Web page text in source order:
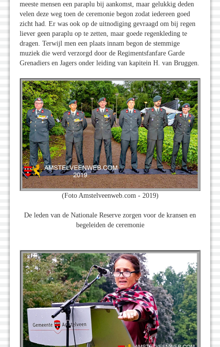
meeste mensen een paraplu bij aankomst, maar gelukkig deden
velen deze weg toen de ceremonie begon zodat iedereen goed
zicht had. Er was ook op de uitnodiging gevraagd om bij regen
liever geen paraplu op te zetten, maar goede regenkleding te
dragen. Terwijl men een plaats innam begon de stemmige
muziek die werd verzorgd door de Regimentsfanfare Garde
Grenadiers en Jagers onder leiding van kapitein H. van Bruggen.
(Foto Amstelveenweb.com - 2019)
De leden van de Nationale Reserve zorgen voor de kransen en
begeleiden de ceremonie